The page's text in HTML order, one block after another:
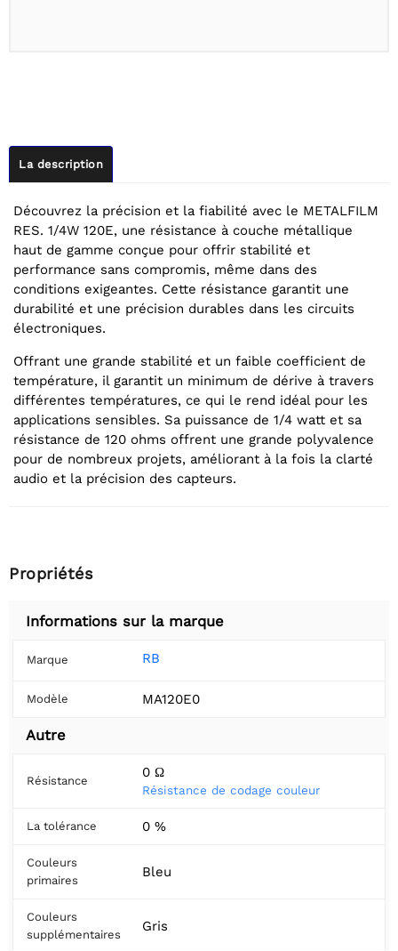
La description
Découvrez la précision et la fiabilité avec le METALFILM
RES. 1/4W 120E, une résistance à couche métallique
haut de gamme conçue pour offrir stabilité et
performance sans compromis, même dans des
conditions exigeantes. Cette résistance garantit une
durabilité et une précision durables dans les circuits
électroniques.
Offrant une grande stabilité et un faible coefficient de
température, il garantit un minimum de dérive à travers
différentes températures, ce qui le rend idéal pour les
applications sensibles. Sa puissance de 1/4 watt et sa
résistance de 120 ohms offrent une grande polyvalence
pour de nombreux projets, améliorant à la fois la clarté
audio et la précision des capteurs.
Propriétés
Informations sur la marque
Marque RB
Modèle MA120E0
Autre
Résistance
0 Ω
Résistance de codage couleur
La tolérance 0 %
Couleurs
primaires
Bleu
Couleurs
supplémentaires
Gris